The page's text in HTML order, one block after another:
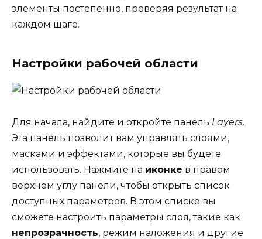
элементы постепенно, проверяя результат на
каждом шаге.
Настройки рабочей области
Для начала, найдите и откройте панель Layers.
Эта панель позволит вам управлять слоями,
масками и эффектами, которые вы будете
использовать. Нажмите на иконке в правом
верхнем углу панели, чтобы открыть список
доступных параметров. В этом списке вы
сможете настроить параметры слоя, такие как
непрозрачность, режим наложения и другие